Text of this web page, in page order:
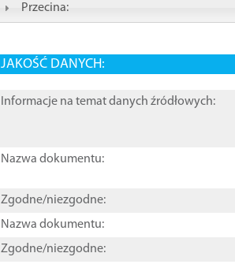
Przecina:
JAKOŚĆ DANYCH:
Informacje na temat danych źródłowych:
Nazwa dokumentu:
Zgodne/niezgodne:
Nazwa dokumentu:
Zgodne/niezgodne: